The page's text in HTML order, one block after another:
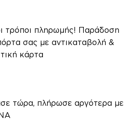
τρόποι πληρωμής! Παράδοση
σας με αντικαταβολή &
κάρτα
τώρα, πλήρωσε αργότερα με